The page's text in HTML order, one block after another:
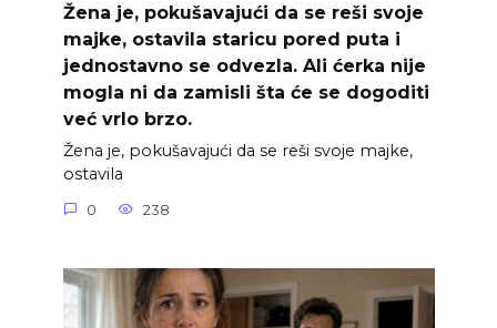
Žena je, pokušavajući da se reši svoje
majke, ostavila staricu pored puta i
jednostavno se odvezla. Ali ćerka nije
mogla ni da zamisli šta će se dogoditi
već vrlo brzo.
Žena je, pokušavajući da se reši svoje majke,
ostavila
0 238